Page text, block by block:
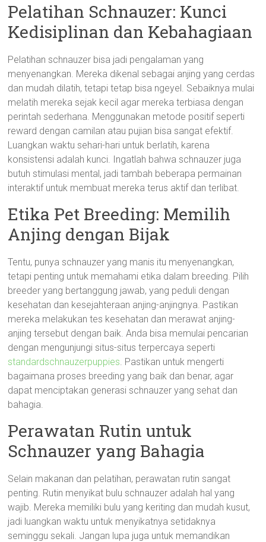
Pelatihan Schnauzer: Kunci
Kedisiplinan dan Kebahagiaan
Pelatihan schnauzer bisa jadi pengalaman yang
menyenangkan. Mereka dikenal sebagai anjing yang cerdas
dan mudah dilatih, tetapi tetap bisa ngeyel. Sebaiknya mulai
melatih mereka sejak kecil agar mereka terbiasa dengan
perintah sederhana. Menggunakan metode positif seperti
reward dengan camilan atau pujian bisa sangat efektif.
Luangkan waktu sehari-hari untuk berlatih, karena
konsistensi adalah kunci. Ingatlah bahwa schnauzer juga
butuh stimulasi mental, jadi tambah beberapa permainan
interaktif untuk membuat mereka terus aktif dan terlibat.
Etika Pet Breeding: Memilih
Anjing dengan Bijak
Tentu, punya schnauzer yang manis itu menyenangkan,
tetapi penting untuk memahami etika dalam breeding. Pilih
breeder yang bertanggung jawab, yang peduli dengan
kesehatan dan kesejahteraan anjing-anjingnya. Pastikan
mereka melakukan tes kesehatan dan merawat anjing-
anjing tersebut dengan baik. Anda bisa memulai pencarian
dengan mengunjungi situs-situs terpercaya seperti
standardschnauzerpuppies. Pastikan untuk mengerti
bagaimana proses breeding yang baik dan benar, agar
dapat menciptakan generasi schnauzer yang sehat dan
bahagia.
Perawatan Rutin untuk
Schnauzer yang Bahagia
Selain makanan dan pelatihan, perawatan rutin sangat
penting. Rutin menyikat bulu schnauzer adalah hal yang
wajib. Mereka memiliki bulu yang keriting dan mudah kusut,
jadi luangkan waktu untuk menyikatnya setidaknya
seminggu sekali. Jangan lupa juga untuk memandikan